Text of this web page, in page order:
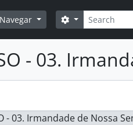
Navegar
Pesquisar
Opções de busca
- 03.
- 03. Irmandade de Nossa